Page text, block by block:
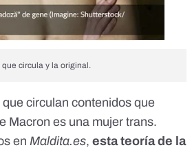
circula y la original.
circulan contenidos que
Macron es una mujer trans.
en Maldita.es, esta teoría de la